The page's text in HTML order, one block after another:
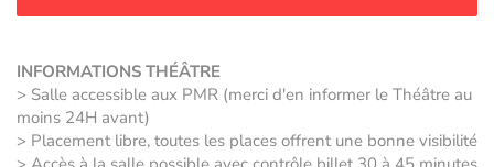
INFORMATIONS THÉÂTRE
> Salle accessible aux PMR (merci d'en informer le Théâtre au
moins 24H avant)
> Placement libre, toutes les places offrent une bonne visibilité